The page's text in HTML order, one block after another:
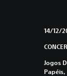
14/12/
Jogos